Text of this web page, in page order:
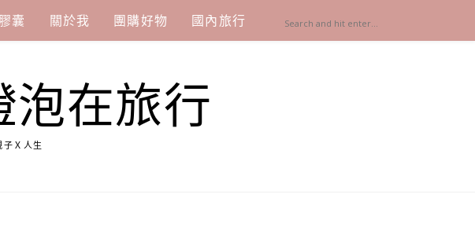
囊 關於我 團購好物 國內旅行
泡在旅行
Ｘ人生